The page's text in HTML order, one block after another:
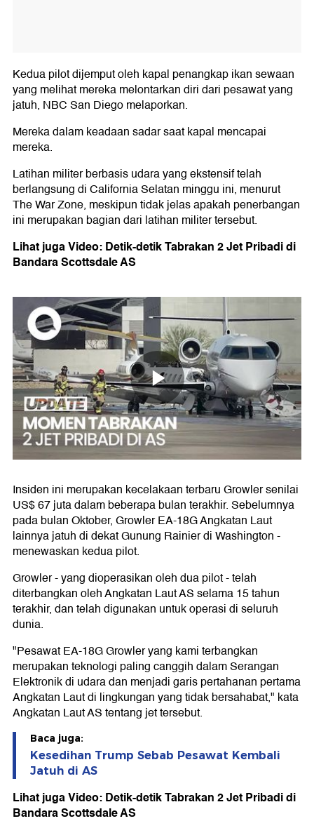
Kedua pilot dijemput oleh kapal penangkap ikan sewaan
yang melihat mereka melontarkan diri dari pesawat yang
jatuh, NBC San Diego melaporkan.
Mereka dalam keadaan sadar saat kapal mencapai
mereka.
Latihan militer berbasis udara yang ekstensif telah
berlangsung di California Selatan minggu ini, menurut
The War Zone, meskipun tidak jelas apakah penerbangan
ini merupakan bagian dari latihan militer tersebut.
Lihat juga Video: Detik-detik Tabrakan 2 Jet Pribadi di
Bandara Scottsdale AS
Insiden ini merupakan kecelakaan terbaru Growler senilai
US$ 67 juta dalam beberapa bulan terakhir. Sebelumnya
pada bulan Oktober, Growler EA-18G Angkatan Laut
lainnya jatuh di dekat Gunung Rainier di Washington -
menewaskan kedua pilot.
Growler - yang dioperasikan oleh dua pilot - telah
diterbangkan oleh Angkatan Laut AS selama 15 tahun
terakhir, dan telah digunakan untuk operasi di seluruh
dunia.
"Pesawat EA-18G Growler yang kami terbangkan
merupakan teknologi paling canggih dalam Serangan
Elektronik di udara dan menjadi garis pertahanan pertama
Angkatan Laut di lingkungan yang tidak bersahabat," kata
Angkatan Laut AS tentang jet tersebut.
Baca juga:
Kesedihan Trump Sebab Pesawat Kembali
Jatuh di AS
Lihat juga Video: Detik-detik Tabrakan 2 Jet Pribadi di
Bandara Scottsdale AS